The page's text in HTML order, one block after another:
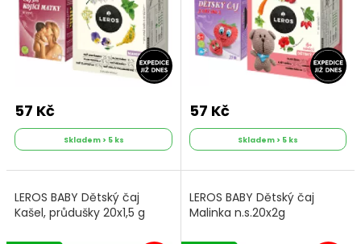
57 Kč
Skladem > 5 ks
57 Kč
Skladem > 5 ks
LEROS BABY Dětský čaj
Kašel, průdušky 20x1,5 g
LEROS BABY Dětský čaj
Malinka n.s.20x2g